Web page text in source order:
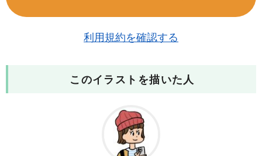
利用規約を確認する
このイラストを描いた人